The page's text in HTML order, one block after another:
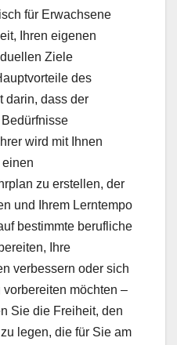
für Erwachsene
Ihren eigenen
Ziele
des
darin, dass der
wird mit Ihnen
zu erstellen, der
und Ihrem Lerntempo
bestimmte berufliche
Ihre
verbessern oder sich
möchten –
Sie die Freiheit, den
legen, die für Sie am